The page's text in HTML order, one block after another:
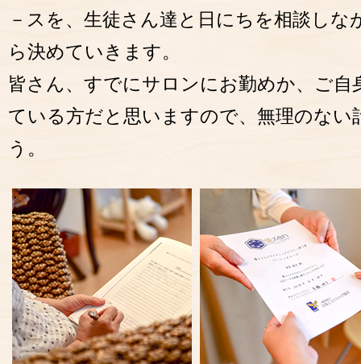
－スを、生徒さん達と日にちを相談しな
ら決めていきます。
皆さん、すでにサロンにお勤めか、ご
ている方だと思いますので、無理のな
う。